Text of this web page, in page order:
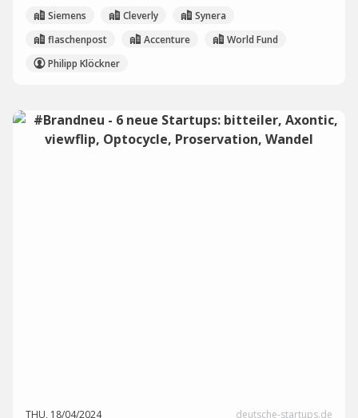
Siemens Cleverly
Synera
flaschenpost
Accenture
World Fund
Philipp Klöckner
THU, 18/04/2024 deutsche-startups.de